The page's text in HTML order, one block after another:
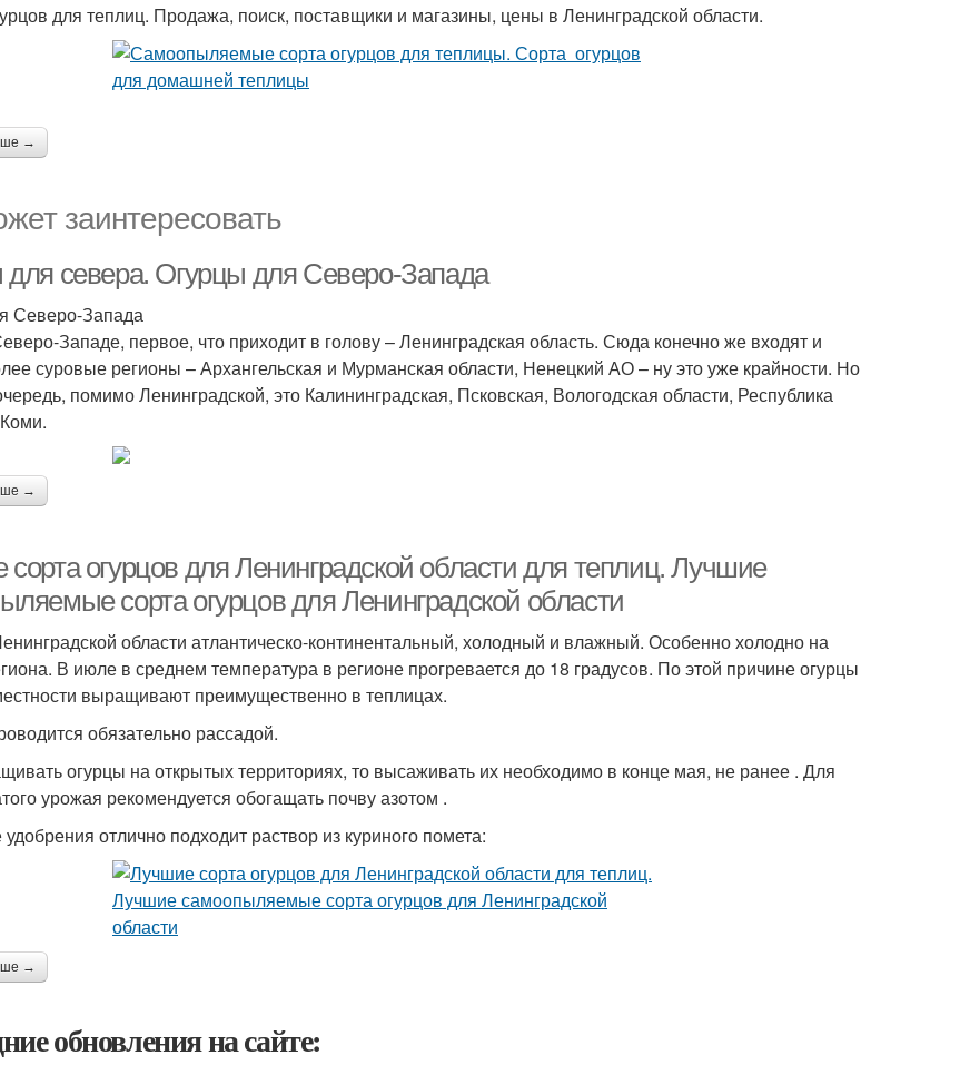
для теплиц. Продажа, поиск, поставщики и магазины, цены в Ленинградской области.
→
заинтересовать
севера. Огурцы для Северо-Запада
Северо-Запада
Западе, первое, что приходит в голову – Ленинградская область. Сюда конечно же входят и
суровые регионы – Архангельская и Мурманская области, Ненецкий АО – ну это уже крайности. Но
помимо Ленинградской, это Калининградская, Псковская, Вологодская области, Республика
→
огурцов для Ленинградской области для теплиц. Лучшие
сорта огурцов для Ленинградской области
области атлантическо-континентальный, холодный и влажный. Особенно холодно на
В июле в среднем температура в регионе прогревается до 18 градусов. По этой причине огурцы
выращивают преимущественно в теплицах.
обязательно рассадой.
огурцы на открытых территориях, то высаживать их необходимо в конце мая, не ранее . Для
урожая рекомендуется обогащать почву азотом .
удобрения отлично подходит раствор из куриного помета:
→
обновления на сайте: